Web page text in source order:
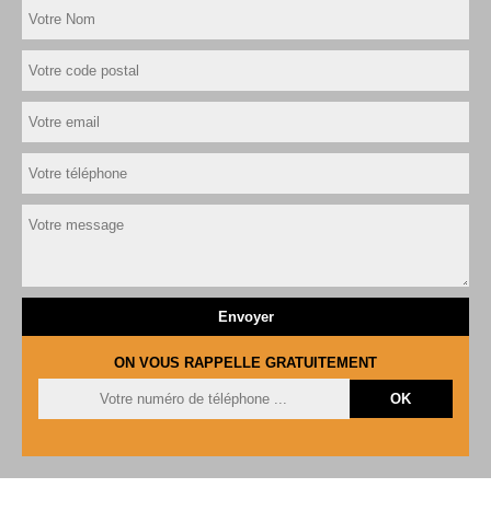
ON VOUS RAPPELLE GRATUITEMENT